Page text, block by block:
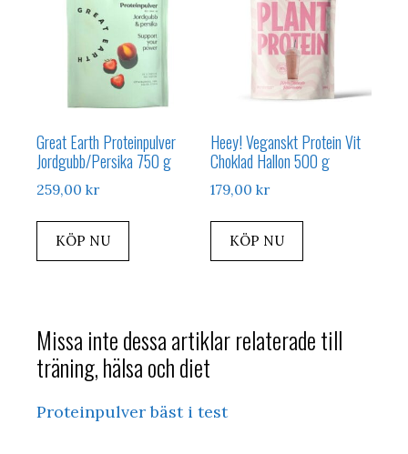
Great Earth Proteinpulver
Jordgubb/Persika 750 g
259,00 kr
KÖP NU
Heey! Veganskt Protein Vit
Choklad Hallon 500 g
179,00kr
KÖP NU
Missa inte dessa artiklar relaterade till
träning, hälsa och diet
Proteinpulver bäst i test